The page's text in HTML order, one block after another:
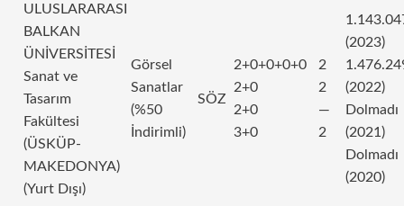
ULUSLARARASI
BALKAN
ÜNİVERSİTESİ
Sanat ve
Tasarım
Fakültesi
(ÜSKÜP-
MAKEDONYA)
(Yurt Dışı)
Görsel
Sanatlar
(%50
İndirimli)
SÖZ
2+0+0+0+0
2+0
2+0
3+0
2
2
—
2
(2023)
(2022)
Dolmadı
(2021)
Dolmadı
(2020)